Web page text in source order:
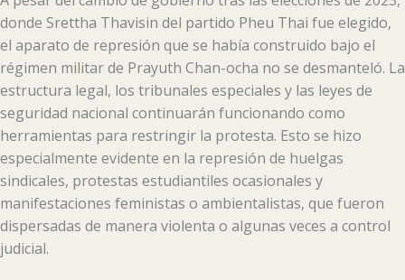
donde Srettha Thavisin del partido Pheu Thai fue elegido,
el aparato de represión que se había construido bajo el
régimen militar de Prayuth Chan-ocha no se desmanteló. La
estructura legal, los tribunales especiales y las leyes de
seguridad nacional continuarán funcionando como
herramientas para restringir la protesta. Esto se hizo
especialmente evidente en la represión de huelgas
sindicales, protestas estudiantiles ocasionales y
manifestaciones feministas o ambientalistas, que fueron
dispersadas de manera violenta o algunas veces a control
judicial.